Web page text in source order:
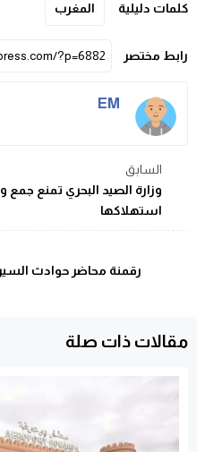
كلمات دليلية المغرب
رابط مختصر
EM
السابق
وزارة الصيد البحري تمنع
استهلاكها
رقمنة محاضر حوادث
مقالات ذات صلة